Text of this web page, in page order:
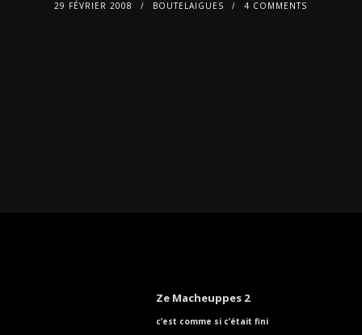
29 FÉVRIER 2008 BOUTELAIGUES 4 COMMENTS
Ze Macheuppes 2
c’est comme si c’était fini